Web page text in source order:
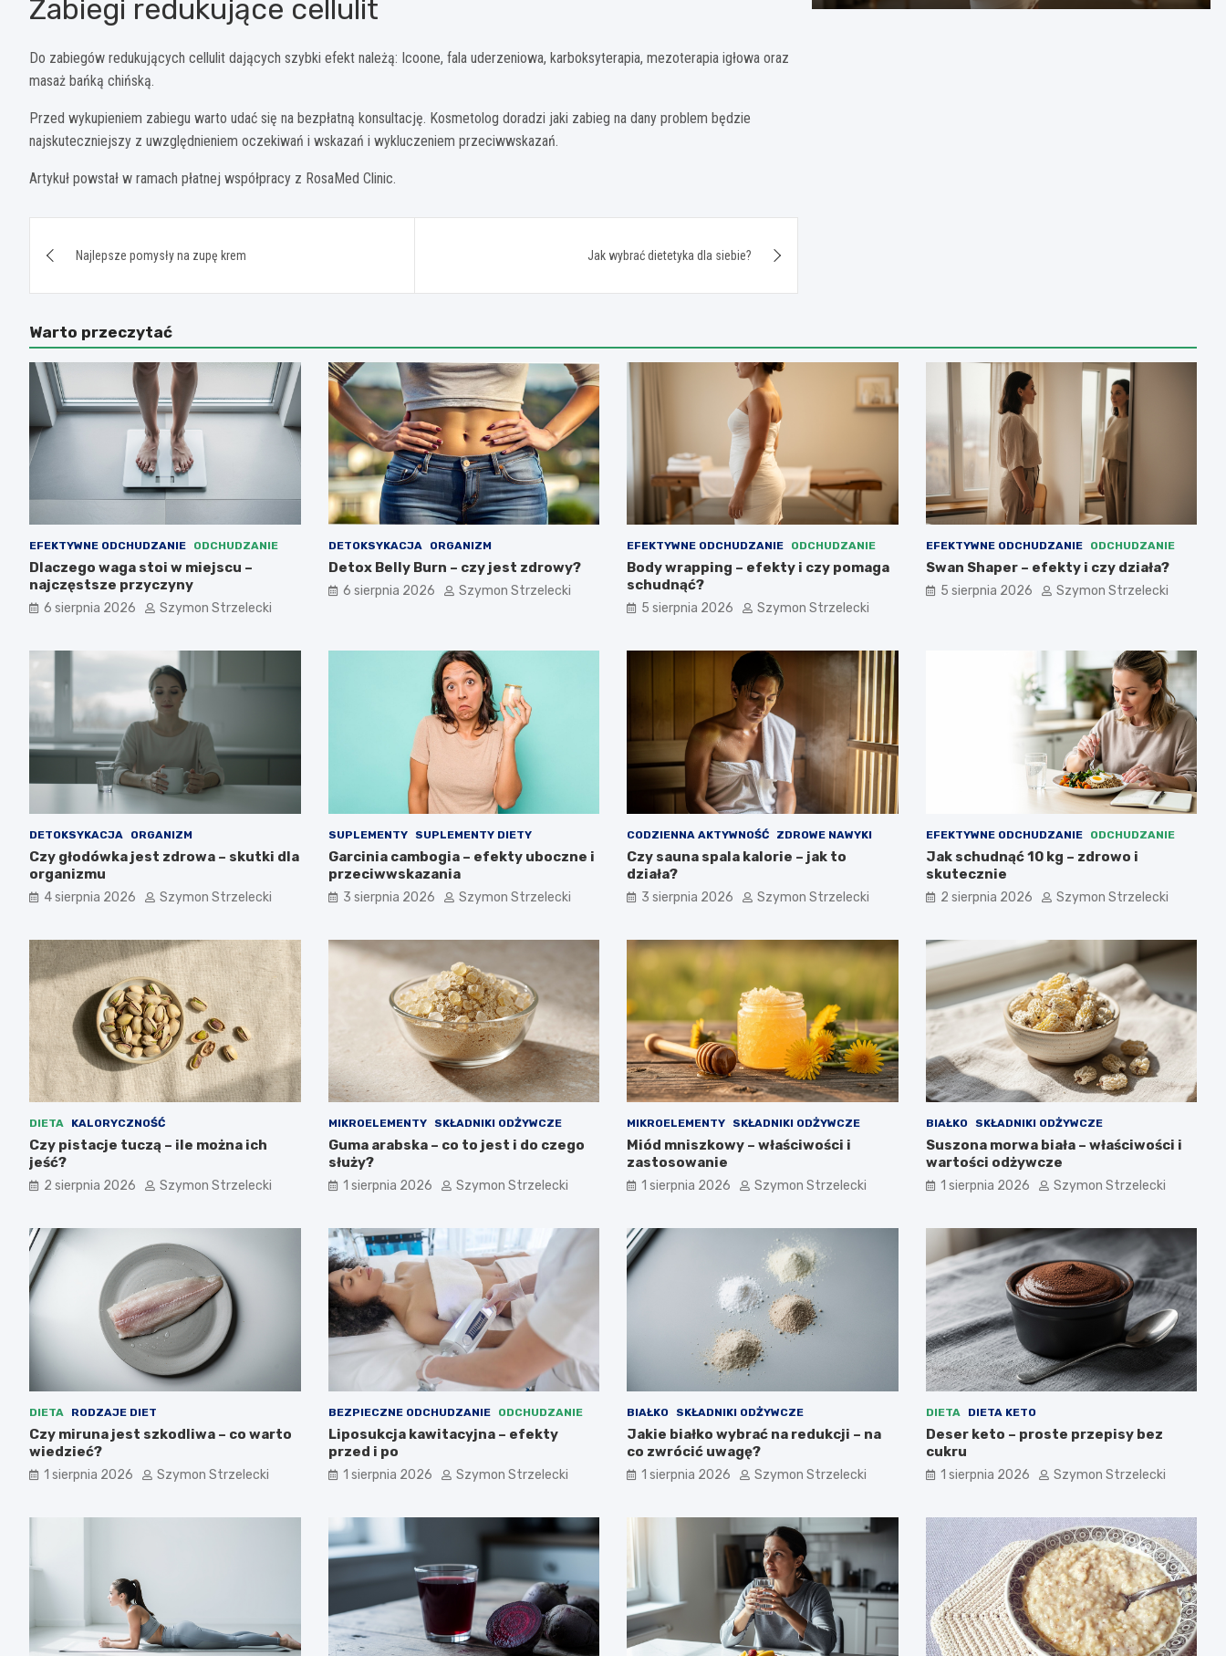
Zabiegi redukujące cellulit
Do zabiegów redukujących cellulit dających szybki efekt należą: Icoone, fala uderzeniowa, karboksyterapia, mezoterapia igłowa oraz
masaż bańką chińską.
Przed wykupieniem zabiegu warto udać się na bezpłatną konsultację. Kosmetolog doradzi jaki zabieg na dany problem będzie
najskuteczniejszy z uwzględnieniem oczekiwań i wskazań i wykluczeniem przeciwwskazań.
Artykuł powstał w ramach płatnej współpracy z RosaMed Clinic.
wpisuNajlepsze pomysły na zupę krem Jak wybrać dietetyka dla siebie?
Warto przeczytać
EFEKTYWNE ODCHUDZANIE ODCHUDZANIE
Dlaczego waga stoi w miejscu –
najczęstsze przyczyny
6 sierpnia 2026 Szymon Strzelecki
DETOKSYKACJA ORGANIZM
Detox Belly Burn – czy jest zdrowy?
6 sierpnia 2026 Szymon Strzelecki
EFEKTYWNE ODCHUDZANIE ODCHUDZANIE
Body wrapping – efekty i czy pomaga
schudnąć?
5 sierpnia 2026 Szymon Strzelecki
EFEKTYWNE ODCHUDZANIE ODCHUDZANIE
Swan Shaper – efekty i czy działa?
5 sierpnia 2026 Szymon Strzelecki
DETOKSYKACJA ORGANIZM
Czy głodówka jest zdrowa – skutki dla
organizmu
4 sierpnia 2026 Szymon Strzelecki
SUPLEMENTY SUPLEMENTY DIETY
Garcinia cambogia – efekty uboczne i
przeciwwskazania
3 sierpnia 2026 Szymon Strzelecki
CODZIENNA AKTYWNOŚĆ ZDROWE NAWYKI
Czy sauna spala kalorie – jak to
działa?
3 sierpnia 2026 Szymon Strzelecki
EFEKTYWNE ODCHUDZANIE ODCHUDZANIE
Jak schudnąć 10 kg – zdrowo i
skutecznie
2 sierpnia 2026 Szymon Strzelecki
DIETA KALORYCZNOŚĆ
Czy pistacje tuczą – ile można ich
jeść?
2 sierpnia 2026 Szymon Strzelecki
MIKROELEMENTY SKŁADNIKI ODŻYWCZE
Guma arabska – co to jest i do czego
służy?
1 sierpnia 2026 Szymon Strzelecki
MIKROELEMENTY SKŁADNIKI ODŻYWCZE
Miód mniszkowy – właściwości i
zastosowanie
1 sierpnia 2026 Szymon Strzelecki
BIAŁKO SKŁADNIKI ODŻYWCZE
Suszona morwa biała – właściwości i
wartości odżywcze
1 sierpnia 2026 Szymon Strzelecki
DIETA RODZAJE DIET
Czy miruna jest szkodliwa – co warto
wiedzieć?
1 sierpnia 2026 Szymon Strzelecki
BEZPIECZNE ODCHUDZANIE ODCHUDZANIE
Liposukcja kawitacyjna – efekty
przed i po
1 sierpnia 2026 Szymon Strzelecki
BIAŁKO SKŁADNIKI ODŻYWCZE
Jakie białko wybrać na redukcji – na
co zwrócić uwagę?
1 sierpnia 2026 Szymon Strzelecki
DIETA DIETA KETO
Deser keto – proste przepisy bez
cukru
1 sierpnia 2026 Szymon Strzelecki